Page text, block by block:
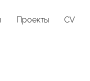
Проекты CV